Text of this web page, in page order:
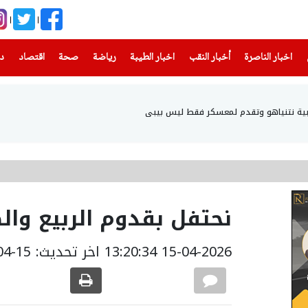
اخبار الناصرة
(current) أخبار النقب اخبار الطيبة(current) رياضة
(current) صحة(current) اقتصاد
وتقدم لمعسكر فقط ليس بيبي
نحتفل بقدوم الربيع
15-04-2026 13:20:34 اخر تحديث: 15-04-2026 16:32:00